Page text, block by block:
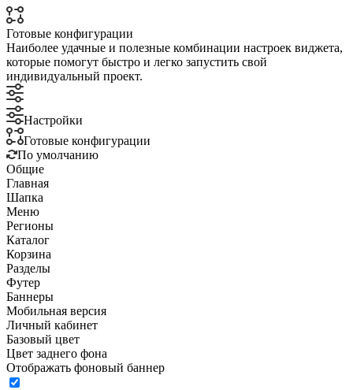
Готовые конфигурации
Наиболее удачные и полезные комбинации настроек виджета,
которые помогут быстро и легко запустить свой
индивидуальный проект.
Настройки
Готовые конфигурации
По умолчанию
Общие
Главная
Шапка
Меню
Регионы
Каталог
Корзина
Разделы
Футер
Баннеры
Мобильная версия
Личный кабинет
Базовый цвет
Цвет заднего фона
Отображать фоновый баннер